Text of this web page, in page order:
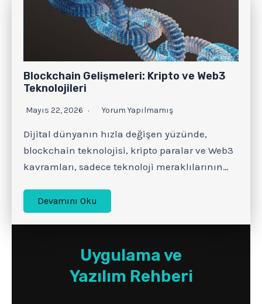
Blockchain Gelişmeleri: Kripto ve Web3
Teknolojileri
Mayıs 22, 2026 Yorum Yapılmamış
Dijital dünyanın hızla değişen yüzünde,
blockchain teknolojisi, kripto paralar ve Web3
kavramları, sadece teknoloji meraklılarının…
Devamını Oku
Uygulama ve
Yazılım Rehberi